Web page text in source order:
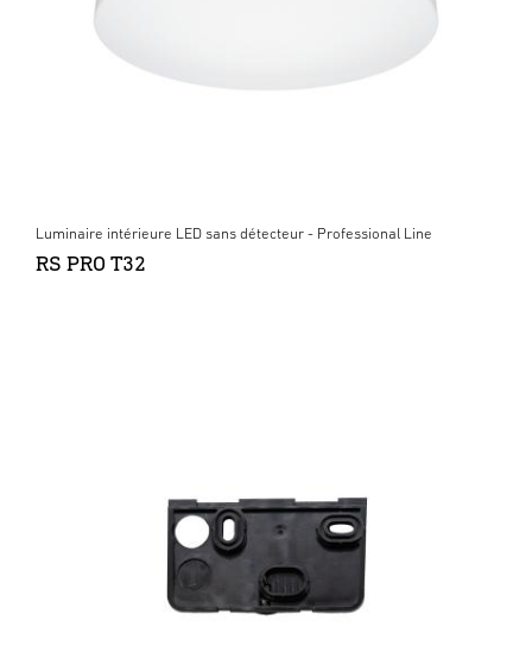
Luminaire intérieure LED sans détecteur - Professional Line
RS PRO T32